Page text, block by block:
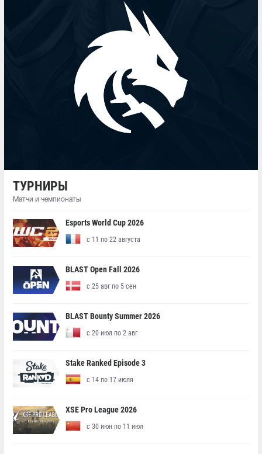
ТУРНИРЫ
Матчи и чемпионаты
Esports World Cup 2026
с 11 по 22 августа
BLAST Open Fall 2026
с 25 авг по 5 сен
BLAST Bounty Summer 2026
с 20 июл по 2 авг
Stake Ranked Episode 3
с 14 по 17 июля
XSE Pro League 2026
с 30 июн по 11 июл